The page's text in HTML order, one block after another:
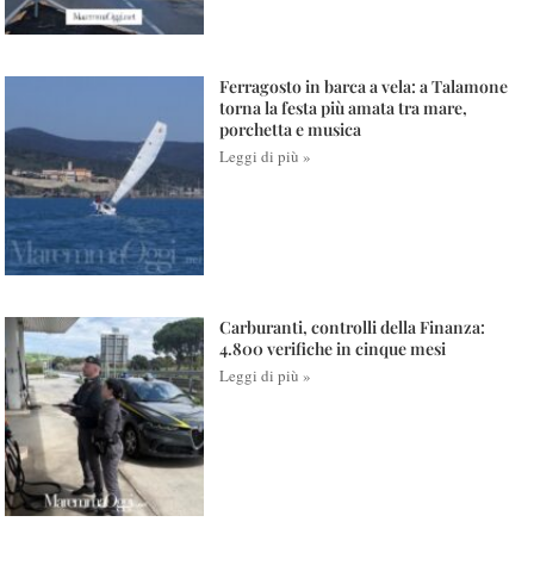
Ferragosto in barca a vela: a Talamone
torna la festa più amata tra mare,
porchetta e musica
Leggi di più »
Carburanti, controlli della Finanza:
4.800 verifiche in cinque mesi
Leggi di più »